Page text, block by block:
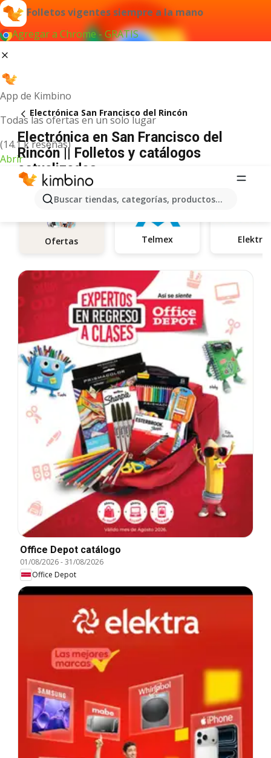
Folletos vigentes siempre a la mano
Agregar a Chrome - GRATIS
App de Kimbino
Todas las ofertas en un solo lugar
(14.1 k reseñas)
Abrir
Buscar tiendas, categorías, productos...
Electrónica San Francisco del Rincón
Electrónica en San Francisco del
Rincón || Folletos y catálogos
actualizados
Ofertas Telmex Elektra
Office Depot catálogo
01/08/2026-31/08/2026
Office Depot